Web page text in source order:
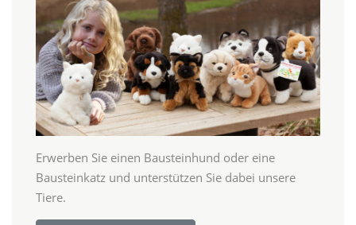
Erwerben Sie einen Bausteinhund oder eine
Bausteinkatz und unterstützen Sie dabei unsere
Tiere.